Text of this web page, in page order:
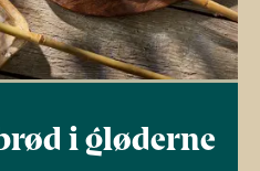
i gløderne